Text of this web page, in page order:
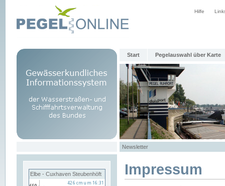
Hilfe
Start Pegelauswahl über Karte
Newsletter
Elbe - Cuxhaven Steubenhöft Impressum